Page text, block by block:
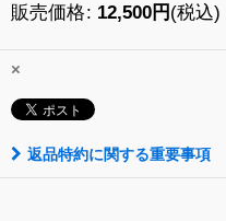
販売価格: 12,500円 (税込)
×
返品特約に関する重要事項